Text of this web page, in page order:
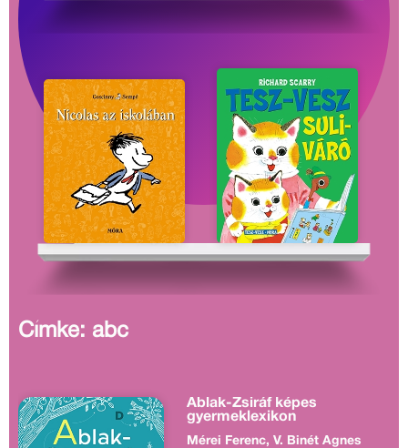
Címke: abc
Ablak-Zsiráf képes
gyermeklexikon
Mérei Ferenc, V. Binét Ágnes